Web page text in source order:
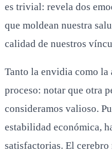
es trivial: revela dos
que moldean nuestra
calidad de nuestros
Tanto la envidia como la
proceso: notar que otra
consideramos valioso.
estabilidad económica,
satisfactorias. El